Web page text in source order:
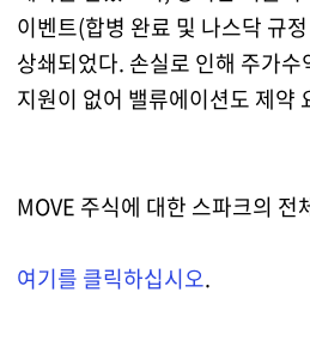
이벤트(합병 완료 및 나스닥 규
상쇄되었다. 손실로 인해 주가
지원이 없어 밸류에이션도 제약
MOVE 주식에 대한 스파크의 전
여기를 클릭하십시오.